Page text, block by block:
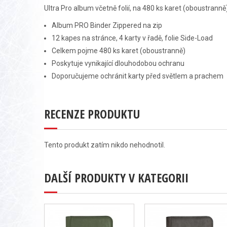
Ultra Pro album včetně folií, na 480 ks karet
Album PRO Binder Zippered na zip
12 kapes na stránce, 4 karty v řadě, folie Side-Load
Celkem pojme 480 ks karet (oboustranně)
Poskytuje vynikající dlouhodobou ochranu
Doporučujeme ochránit karty před světlem a prachem
RECENZE PRODUKTU
Tento produkt zatím nikdo nehodnotil.
DALŠÍ PRODUKTY V KATEGORII